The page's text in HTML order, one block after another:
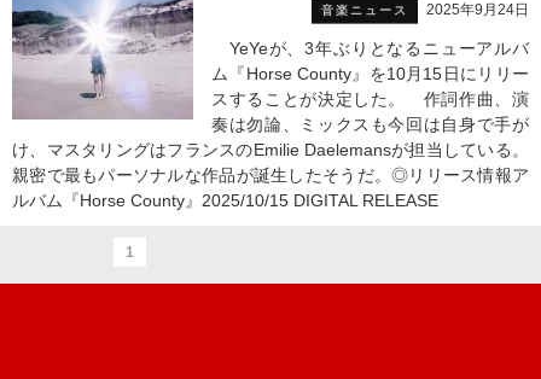
音楽ニュース 2025年9月24日
YeYeが、3年ぶりとなるニューアルバ
ム『Horse County』を10月15日にリリー
スすることが決定した。 作詞作曲、演
奏は勿論、ミックスも今回は自身で手が
け、マスタリングはフランスのEmilie Daelemansが担当している。
親密で最もパーソナルな作品が誕生したそうだ。◎リリース情報ア
ルバム『Horse County』2025/10/15 DIGITAL RELEASE
1